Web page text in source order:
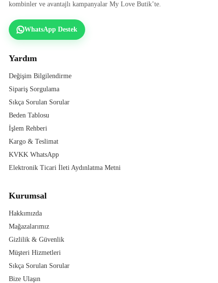
kombinler ve avantajlı kampanyalar My Love Butik’te.
WhatsApp Destek
Yardım
Değişim Bilgilendirme
Sipariş Sorgulama
Sıkça Sorulan Sorular
Beden Tablosu
İşlem Rehberi
Kargo & Teslimat
KVKK WhatsApp
Elektronik Ticari İleti Aydınlatma Metni
Kurumsal
Hakkımızda
Mağazalarımız
Gizlilik & Güvenlik
Müşteri Hizmetleri
Sıkça Sorulan Sorular
Bize Ulaşın